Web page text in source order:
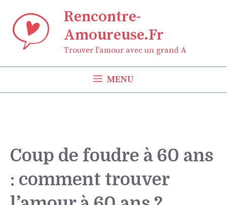
contenu
Rencontre-
Amoureuse.Fr
Trouver l'amour avec un grand A
MENU
Coup de foudre à 60 ans
: comment trouver